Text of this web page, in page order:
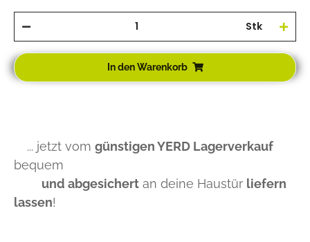
Stk
In den Warenkorb
... jetzt vom günstigen YERD Lagerverkauf
bequem
und abgesichert an deine Haustür liefern
lassen!